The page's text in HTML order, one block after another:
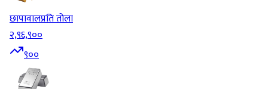
छापावालप्रति तोला
२,९६,९००
९००